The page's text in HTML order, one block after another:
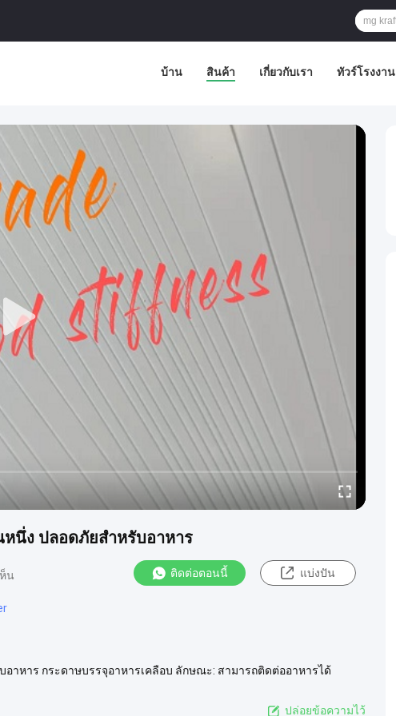
บ้าน สินค้า เกี่ยวกับเรา ทัวร์โรงงาน
นึ่ง ปลอดภัยสําหรับอาหาร
น ติดต่อตอนนี้ แบ่งปัน
าหาร กระดาษบรรจุอาหารเคลือบ ลักษณะ: สามารถติดต่ออาหารได้
ปล่อยข้อความไว้